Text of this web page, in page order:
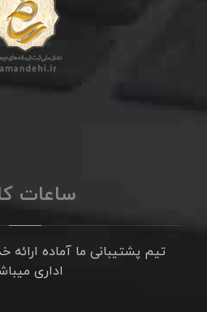
ساعات
تیم پشتیبانی ما آماده
اداری